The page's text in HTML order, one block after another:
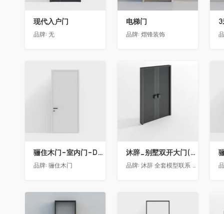
现代入户门
品牌: 无
电梯门
品牌: 熠锋装饰
骊住木门-室内门-DAA静音门-YY漆白色-方形把手
品牌: 骊住木门
沐辞_别墅双开大门(中型)(漏光加厚度)
品牌: 沐辞 全套模型联系 Vx:Muci0003
收藏 收藏